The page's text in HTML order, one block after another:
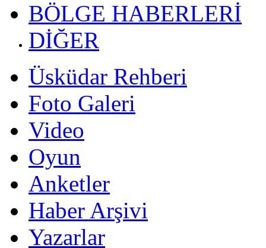
BÖLGE HABERLERİ
DİĞER
Üsküdar Rehberi
Foto Galeri
Video
Oyun
Anketler
Haber Arşivi
Yazarlar